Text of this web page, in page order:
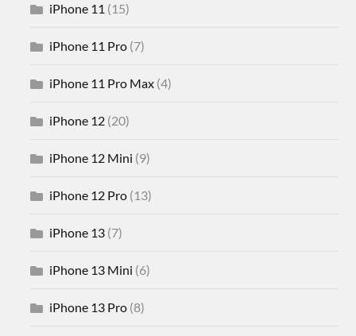
iPhone 11 (15)
iPhone 11 Pro (7)
iPhone 11 Pro Max (4)
iPhone 12 (20)
iPhone 12 Mini (9)
iPhone 12 Pro (13)
iPhone 13 (7)
iPhone 13 Mini (6)
iPhone 13 Pro (8)